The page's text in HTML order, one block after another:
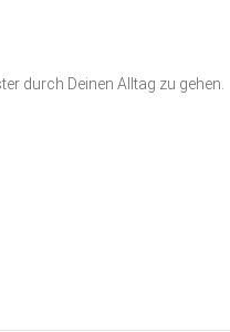
durch Deinen Alltag zu gehen.